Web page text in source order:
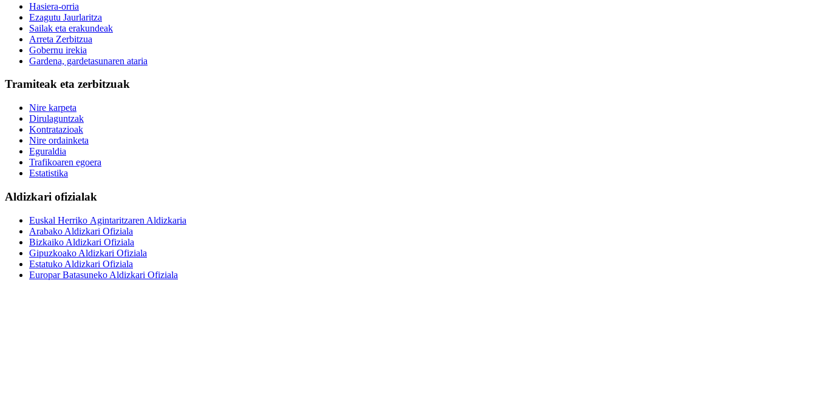
Hasiera-orria
Ezagutu Jaurlaritza
Sailak eta erakundeak
Arreta Zerbitzua
Gobernu irekia
Gardena, gardetasunaren ataria
Tramiteak eta zerbitzuak
Nire karpeta
Dirulaguntzak
Kontratazioak
Nire ordainketa
Eguraldia
Trafikoaren egoera
Estatistika
Aldizkari ofizialak
Euskal Herriko Agintaritzaren Aldizkaria
Arabako Aldizkari Ofiziala
Bizkaiko Aldizkari Ofiziala
Gipuzkoako Aldizkari Ofiziala
Estatuko Aldizkari Ofiziala
Europar Batasuneko Aldizkari Ofiziala